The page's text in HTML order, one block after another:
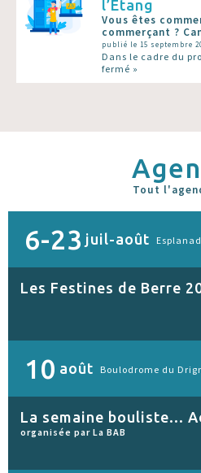
l’Étang
Vous êtes
commerçant ?
publié le 15 septembre
Dans le cadre du
fermé »
Tout
6-23 juil-août
Les Festines de Berre
10 août Boulodrome du
La semaine bouliste...
organisée par La BAB